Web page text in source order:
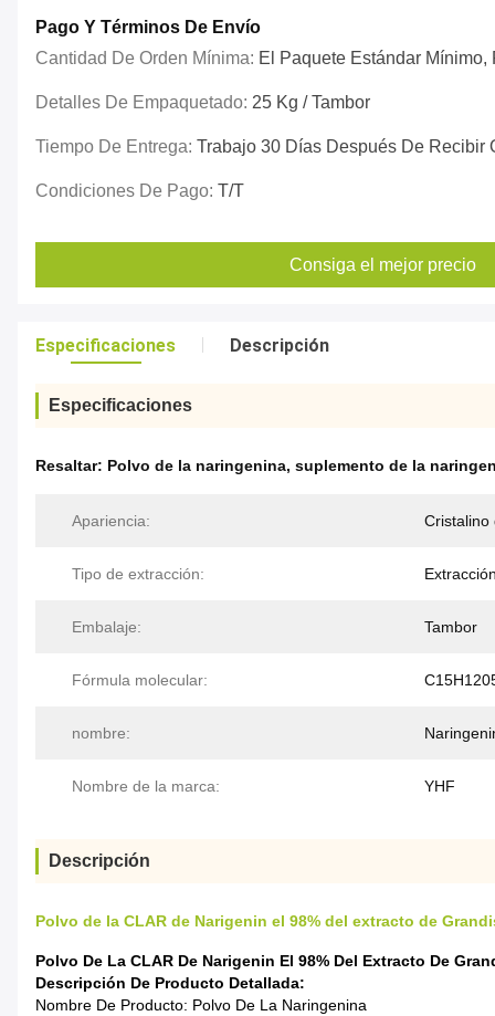
Pago Y Términos De Envío
Cantidad De Orden Mínima: El Paquete Estándar Mínimo,
Detalles De Empaquetado: 25 Kg / Tambor
Tiempo De Entrega: Trabajo 30 Días Después De Recibir
Condiciones De Pago: T/T
Consiga el mejor precio
Especificaciones Descripción
Especificaciones
Resaltar: Polvo de la naringenina, suplemento de la
Apariencia: Cristalino
Tipo de extracción:
Embalaje: Tambor
Fórmula molecular:
nombre:
Nombre de la marca: YHF
Descripción
Polvo de la CLAR de Narigenin el 98% del extracto de
Polvo De La CLAR De Narigenin El 98% Del Extracto De
Descripción De Producto Detallada:
Nombre De Producto: Polvo De La Naringenina